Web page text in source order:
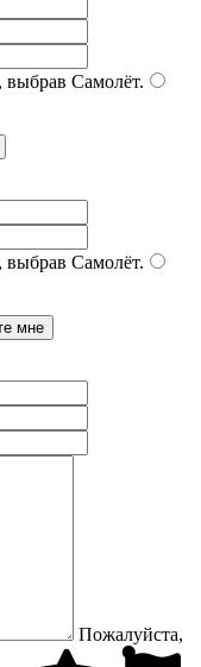
выбрав Самолёт.
выбрав Самолёт.
Пожалуйста,